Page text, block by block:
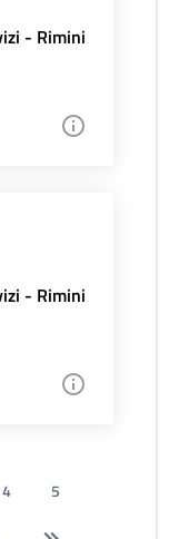
- Rimini
- Rimini
4
5